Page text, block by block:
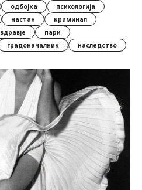
одбојка
психологија
настан
криминал
здравје
пари
градоначалник наследство